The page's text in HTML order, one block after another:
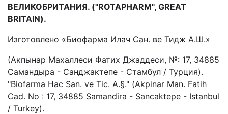
ВЕЛИКОБРИТАНИЯ. ("ROTAPHARM", GREAT
BRITAIN).
Изготовлено «Биофарма Илач Сан. ве Тидж А.Ш.»
(Акпынар Махаллеси Фатих Джаддеси, №: 17, 34885
Самандыра - Санджактепе - Стамбул / Турция).
"Biofarma Нас San. ve Tic. А.§." (Akpinar Man. Fatih
Cad. No : 17, 34885 Samandira - Sancaktepe - Istanbul
/ Turkey).